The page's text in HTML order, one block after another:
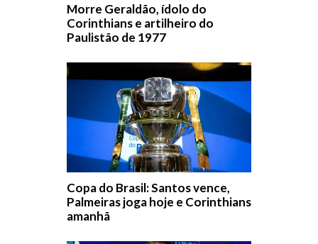
Morre Geraldão, ídolo do
Corinthians e artilheiro do
Paulistão de 1977
Copa do Brasil: Santos vence,
Palmeiras joga hoje e Corinthians
amanhã